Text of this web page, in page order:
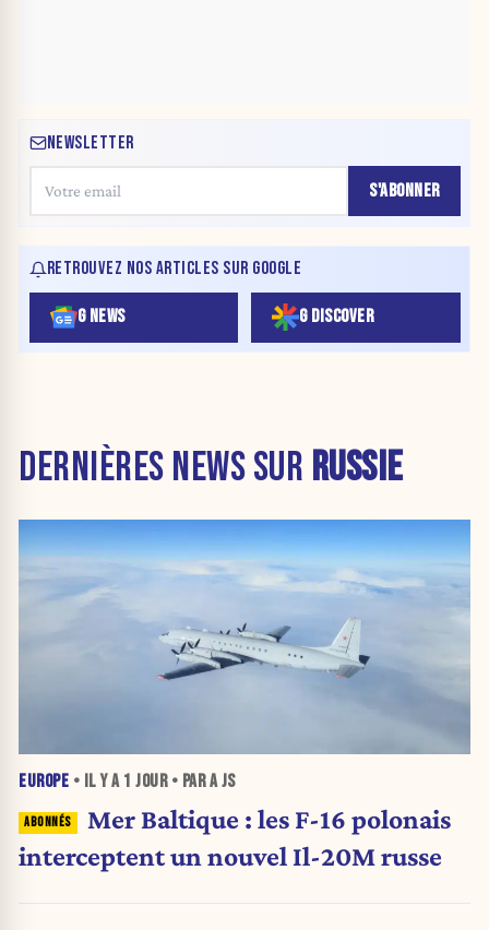
NEWSLETTER
S'ABONNER
RETROUVEZ NOS ARTICLES SUR GOOGLE
G NEWS G DISCOVER
DERNIÈRES NEWS SUR RUSSIE
EUROPE • IL Y A 1 JOUR• PAR A JS
Mer Baltique : les F-16 polonais
interceptent un nouvel Il-20M russe